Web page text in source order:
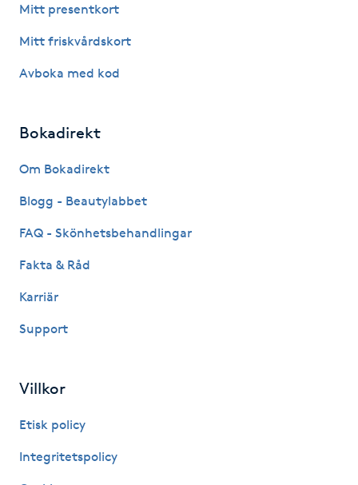
Medicinsk massage
Megavolymfransar
Mesoterapi
Microshading
N
Nagelförlängning
Mitt presentkort
Mitt friskvårdskort
Avboka med kod
Bokadirekt
Om Bokadirekt
Blogg - Beautylabbet
FAQ - Skönhetsbehandlingar
Fakta & Råd
Karriär
Support
Villkor
Etisk policy
Integritetspolicy